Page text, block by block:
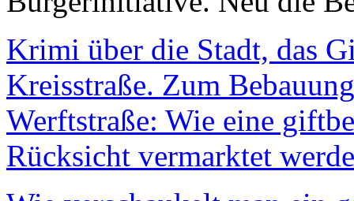
Krimi über die Stadt, das
Kreisstraße. Zum
Werftstraße: Wie eine
Rücksicht vermarktet